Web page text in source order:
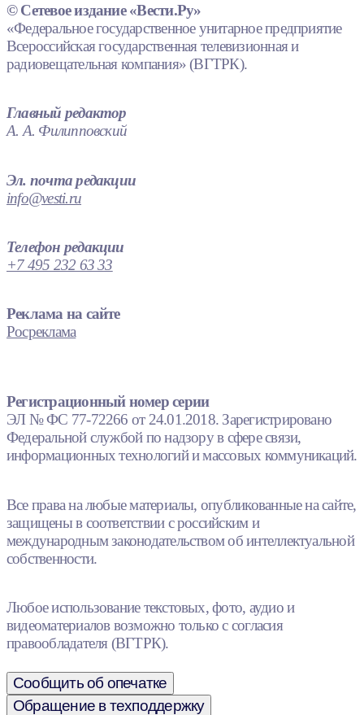
© Сетевое издание «Вести.Ру»
«Федеральное государственное унитарное предприятие
Всероссийская государственная телевизионная и
радиовещательная компания» (ВГТРК).
Главный редактор
А. А. Филипповский
Эл. почта редакции
info@vesti.ru
Телефон редакции
+7 495 232 63 33
Реклама на сайте
Росреклама
Регистрационный номер серии
ЭЛ № ФС 77-72266 от 24.01.2018. Зарегистрировано
Федеральной службой по надзору в сфере связи,
информационных технологий и массовых коммуникаций.
Все права на любые материалы, опубликованные на сайте,
защищены в соответствии с российским и
международным законодательством об интеллектуальной
собственности.
Любое использование текстовых, фото, аудио и
видеоматериалов возможно только с согласия
правообладателя (ВГТРК).
Сообщить об опечатке
Обращение в техподдержку